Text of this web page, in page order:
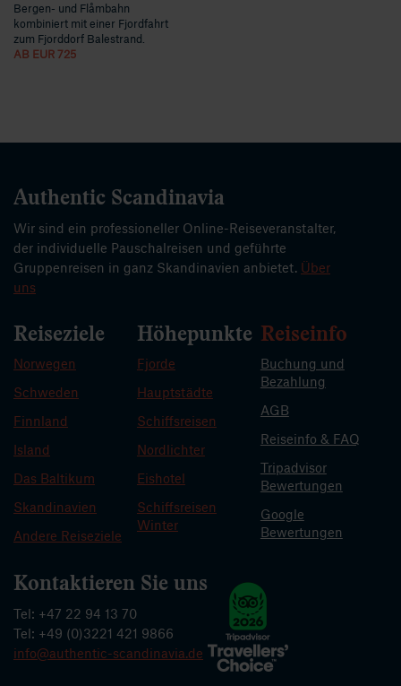
Bergen- und Flåmbahn
kombiniert mit einer Fjordfahrt
zum Fjorddorf Balestrand.
AB EUR 725
Authentic Scandinavia
Wir sind ein professioneller Online-Reiseveranstalter,
der individuelle Pauschalreisen und geführte
Gruppenreisen in ganz Skandinavien anbietet. Über
uns
Kontaktieren Sie uns
Tel: +47 22 94 13 70
Tel: +49 (0)3221 421 9866
info@authentic-scandinavia.de
Reiseziele
Norwegen
Schweden
Finnland
Island
Das Baltikum
Skandinavien
Andere Reiseziele
Höhepunkte
Fjorde
Hauptstädte
Schiffsreisen
Nordlichter
Eishotel
Schiffsreisen
Winter
Reiseinfo
Buchung und
Bezahlung
AGB
Reiseinfo & FAQ
Tripadvisor
Bewertungen
Google
Bewertungen